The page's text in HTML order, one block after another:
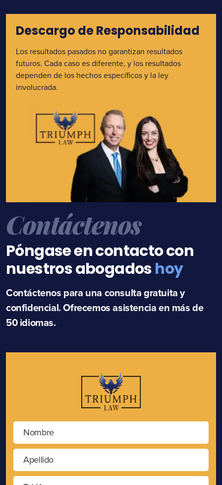
Descargo de Responsabilidad
Los resultados pasados no garantizan resultados
futuros. Cada caso es diferente, y los resultados
dependen de los hechos específicos y la ley
involucrada.
Contáctenos
Póngase en contacto con
nuestros abogadoshoy
Contáctenos para una consulta gratuita y
confidencial. Ofrecemos asistencia en más de
50 idiomas.